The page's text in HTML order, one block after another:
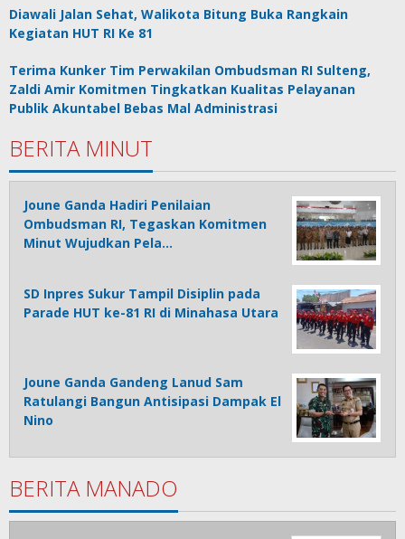
Diawali Jalan Sehat, Walikota Bitung Buka Rangkain
Kegiatan HUT RI Ke 81
Terima Kunker Tim Perwakilan Ombudsman RI Sulteng,
Zaldi Amir Komitmen Tingkatkan Kualitas Pelayanan
Publik Akuntabel Bebas Mal Administrasi
BERITA MINUT
Joune Ganda Hadiri Penilaian
Ombudsman RI, Tegaskan Komitmen
Minut Wujudkan Pela…
SD Inpres Sukur Tampil Disiplin pada
Parade HUT ke-81 RI di Minahasa Utara
Joune Ganda Gandeng Lanud Sam
Ratulangi Bangun Antisipasi Dampak El
Nino
BERITA MANADO